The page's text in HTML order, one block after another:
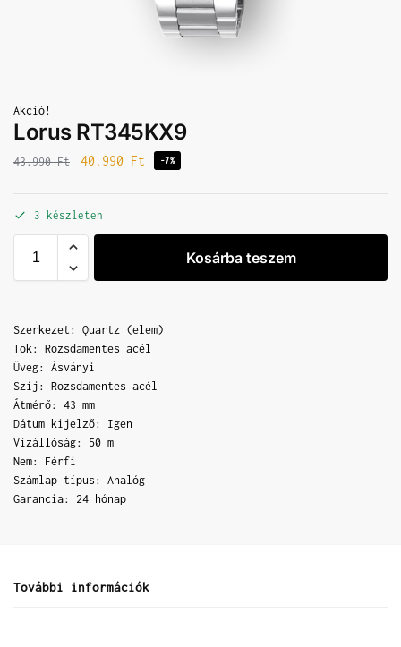
Akció!
Lorus RT345KX9
43.990Ft 40.990 Ft -7%
3 készleten
Kosárba teszem
Szerkezet: Quartz (elem)
Tok: Rozsdamentes acél
Üveg: Ásványi
Szíj: Rozsdamentes acél
Átmérő: 43 mm
Dátum kijelző: Igen
Vízállóság: 50 m
Nem: Férfi
Számlap típus: Analóg
Garancia: 24 hónap
További információk